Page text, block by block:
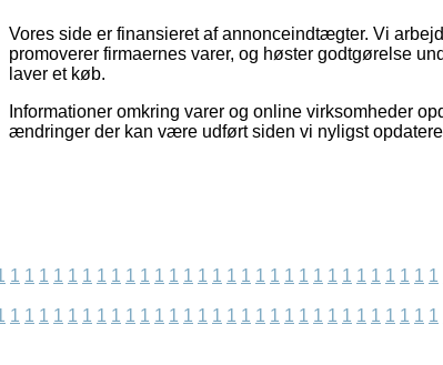
Vores side er finansieret af annonceindtægter. Vi
promoverer firmaernes varer, og høster godtgørelse
laver et køb.
Informationer omkring varer og online virksomheder
ændringer der kan være udført siden vi nyligst
1 1 1 1 1 1 1 1 1 1 1 1 1 1 1 1 1 1 1 1 1 1 1 1 1 1 1 1 1 1
1 1 1 1 1 1 1 1 1 1 1 1 1 1 1 1 1 1 1 1 1 1 1 1 1 1 1 1 1 1